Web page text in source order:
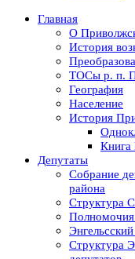
Главная
О
История
ТОСы р. п.
География
Население
История
Книга
Депутаты
Собрание
района
Структура
Структура